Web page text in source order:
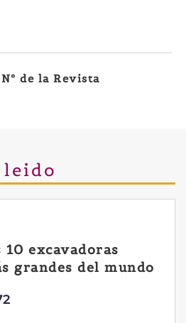
de la Revista
leido
excavadoras
grandes del mundo